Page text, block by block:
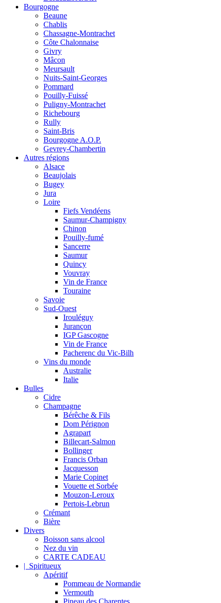
Bourgogne
Beaune
Chablis
Chassagne-Montrachet
Côte Chalonnaise
Givry
Mâcon
Meursault
Nuits-Saint-Georges
Pommard
Pouilly-Fuissé
Puligny-Montrachet
Richebourg
Rully
Saint-Bris
Bourgogne A.O.P.
Gevrey-Chambertin
Autres régions
Alsace
Beaujolais
Bugey
Jura
Loire
Fiefs Vendéens
Saumur-Champigny
Chinon
Pouilly-fumé
Sancerre
Saumur
Quincy
Vouvray
Vin de France
Touraine
Savoie
Sud-Ouest
Irouléguy
Jurançon
IGP Gascogne
Vin de France
Pacherenc du Vic-Bilh
Vins du monde
Australie
Italie
Bulles
Cidre
Champagne
Bérêche & Fils
Dom Pérignon
Agrapart
Billecart-Salmon
Bollinger
Francis Orban
Jacquesson
Marie Copinet
Vouette et Sorbée
Mouzon-Leroux
Pertois-Lebrun
Crémant
Bière
Divers
Boisson sans alcool
Nez du vin
CARTE CADEAU
| Spiritueux
Apéritif
Pommeau de Normandie
Vermouth
Pineau des Charentes